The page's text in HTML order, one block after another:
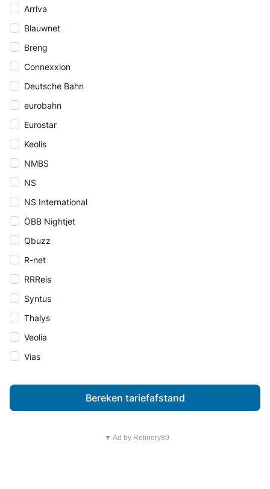
Arriva
Blauwnet
Breng
Connexxion
Deutsche Bahn
eurobahn
Eurostar
Keolis
NMBS
NS
NS International
ÖBB Nightjet
Qbuzz
R-net
RRReis
Syntus
Thalys
Veolia
Vias
Bereken tariefafstand
▼ Ad by Refinery89